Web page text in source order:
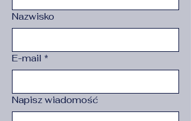
Nazwisko
E-mail *
Napisz wiadomość